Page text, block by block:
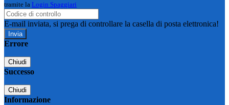
tramite la Login Spaggiari
E-mail inviata, si prega di controllare la casella di posta elettronica!
Errore
Chiudi
Successo
Chiudi
Informazione